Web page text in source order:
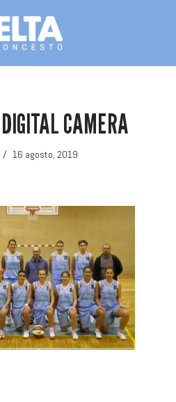
CAMERA
16 agosto, 2019